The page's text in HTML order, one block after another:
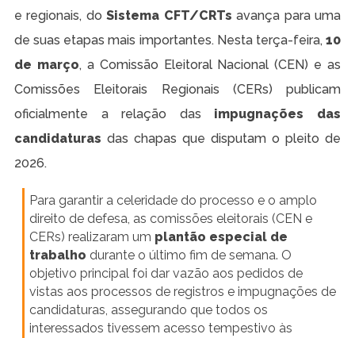
e regionais, doSistema CFT/CRTs avança para uma
de suas etapas mais importantes. Nesta terça-feira,10
de março, a Comissão Eleitoral Nacional (CEN) e as
Comissões Eleitorais Regionais (CERs) publicam
oficialmente a relação das impugnações das
candidaturas das chapas que disputam o pleito de
2026.
Para garantir a celeridade do processo e o amplo
direito de defesa, as comissões eleitorais (CEN e
CERs) realizaram um plantão especial de
trabalho durante o último fim de semana. O
objetivo principal foi dar vazão aos pedidos de
vistas aos processos de registros e impugnações de
candidaturas, assegurando que todos os
interessados tivessem acesso tempestivo às